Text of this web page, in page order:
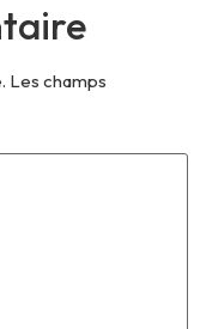
Les champs